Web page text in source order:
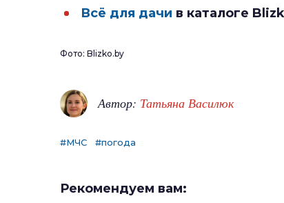
Всё для дачи в каталоге
Фото: Blizko.by
Автор: Татьяна Василюк
#МЧС #погода
Рекомендуем вам: